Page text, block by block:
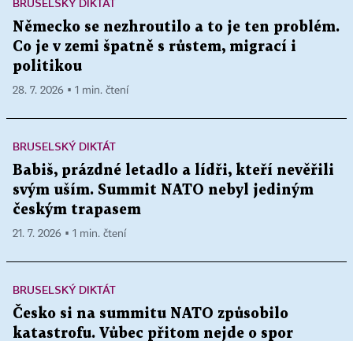
BRUSELSKÝ DIKTÁT
Německo se nezhroutilo a to je ten problém.
Co je v zemi špatně s růstem, migrací i
politikou
28. 7. 2026 ▪ 1 min. čtení
BRUSELSKÝ DIKTÁT
Babiš, prázdné letadlo a lídři, kteří nevěřili
svým uším. Summit NATO nebyl jediným
českým trapasem
21. 7. 2026 ▪ 1 min. čtení
BRUSELSKÝ DIKTÁT
Česko si na summitu NATO způsobilo
katastrofu. Vůbec přitom nejde o spor